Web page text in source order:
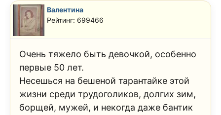
Валентина
Рейтинг: 699466
Очень тяжело быть девочкой, особенно
первые 50 лет.
Несешься на бешеной тарантайке этой
жизни среди трудоголиков, долгих зим,
борщей, мужей, и некогда даже бантик